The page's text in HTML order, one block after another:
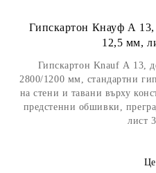
Гипскартон Кнауф А
12,5 мм,
Гипскартон Knauf А 13,
2800/1200 мм, стандартни
на стени и тавани върху
предстенни обшивки,
лист